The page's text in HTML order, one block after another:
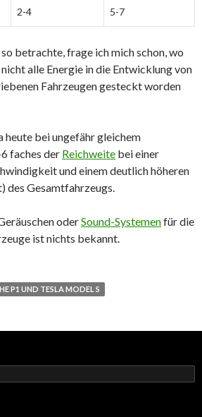
2-4 5-7
betrachte, frage ich mich schon, wo
alle Energie in die Entwicklung von
Fahrzeugen gesteckt worden
heute bei ungefähr gleichem
faches der Reichweite bei einer
und einem deutlich höheren
Gesamtfahrzeugs.
oderSound-Systemenfür die
ist nichts bekannt.
P1 UND TESLA MODEL S